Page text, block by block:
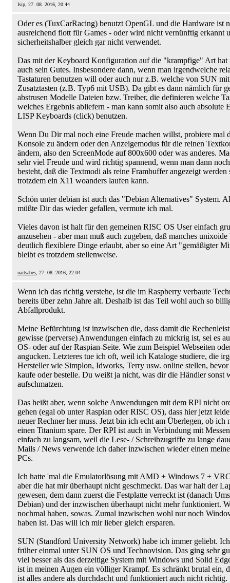
Isip, 27. 08. 2016, 20:44
Oder es (TuxCarRacing) benutzt OpenGL und die Hardware ist
ausreichend flott für Games - oder wird nicht vernünftig erkannt
sicherheitshalber gleich gar nicht verwendet.
Das mit der Keyboard Konfiguration auf die "krampfige" Art hat
auch sein Gutes. Insbesondere dann, wenn man irgendwelche
Tastaturen benutzen will oder auch nur z.B. welche von SUN
Zusatztasten (z.B. Typ6 mit USB). Da gibt es dann nämlich für
abstrusen Modelle Dateien bzw. Treiber, die definieren welche
welches Ergebnis abliefern - man kann somit also auch absolute
LISP Keyboards (click) benutzen.
Wenn Du Dir mal noch eine Freude machen willst, probiere mal
Konsole zu ändern oder den Anzeigemodus für die reinen
ändern, also den ScreenMode auf 800x600 oder was anderes.
sehr viel Freude und wird richtig spannend, wenn man dann
besteht, daß die Textmodi als reine Frambuffer angezeigt werden
trotzdem ein X11 woanders laufen kann.
Schön unter debian ist auch das "Debian Alternatives" System.
müßte Dir das wieder gefallen, vermute ich mal.
Vieles davon ist halt für den gemeinen RISC OS User einfach
anzusehen - aber man muß auch zugeben, daß manches unixoide
deutlich flexiblere Dinge erlaubt, aber so eine Art "gemäßigter
bleibt es trotzdem stellenweise.
naitsabes, 27. 08. 2016, 22:04
Wenn ich das richtig verstehe, ist die im Raspberry verbaute
bereits über zehn Jahre alt. Deshalb ist das Teil wohl auch so
Abfallprodukt.
Meine Befürchtung ist inzwischen die, dass damit die
gewisse (perverse) Anwendungen einfach zu mickrig ist, sei es
OS- oder auf der Raspian-Seite. Wie zum Beispiel Webseiten
angucken. Letzteres tue ich oft, weil ich Kataloge studiere, die
Hersteller wie Simplon, Idworks, Terry usw. online stellen, bevor
kaufe oder bestelle. Du weißt ja nicht, was dir die Händler sonst
aufschmatzen.
Das heißt aber, wenn solche Anwendungen mit dem RPI nicht
gehen (egal ob unter Raspian oder RISC OS), dass hier jetzt
neuer Rechner her muss. Jetzt bin ich echt am Überlegen, ob ich
einen Titanium spare. Der RPI ist auch in Verbindung mit
einfach zu langsam, weil die Lese- / Schreibzugriffe zu lange
Mails / News verwende ich daher inzwischen wieder einen
PCs.
Ich hatte 'mal die Emulatorlösung mit AMD + Windows 7 +
aber die hat mir überhaupt nicht geschmeckt. Das war halt der
gewesen, dem dann zuerst die Festplatte verreckt ist (danach
Debian) und der inzwischen überhaupt nicht mehr funktioniert.
nochmal haben, sowas. Zumal inzwischen wohl nur noch
haben ist. Das will ich mir lieber gleich ersparen.
SUN (Standford University Network) habe ich immer geliebt. Ich
früher einmal unter SUN OS und Technovision. Das ging sehr
viel besser als das derzeitige System mit Windows und Solid
ist in meinen Augen ein völliger Krampf. Es schränkt brutal ein,
ist alles andere als durchdacht und funktioniert auch nicht richtig.